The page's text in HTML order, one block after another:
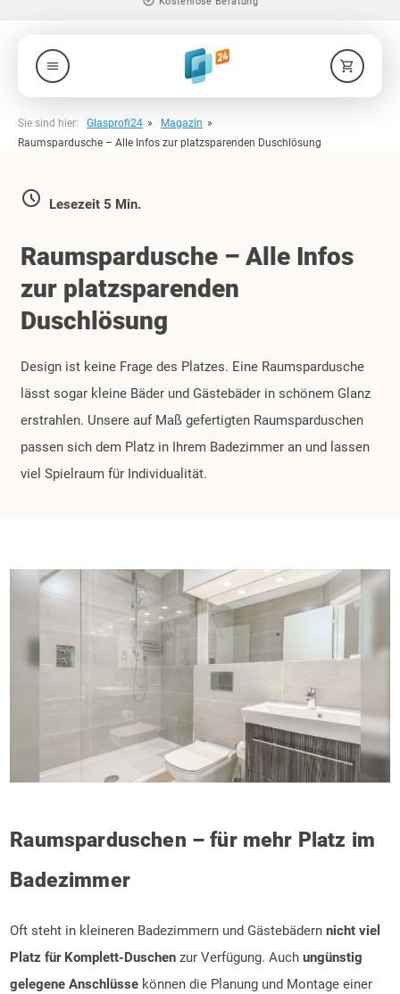
check_circle
menu shopping_cart
Sie sind hier: Glasprofi24
Magazin
Raumspardusche – Alle Infos zur platzsparenden Duschlösung
access_time Lesezeit 5 Min.
Raumspardusche – Alle Infos
zur platzsparenden
Duschlösung
Design ist keine Frage des Platzes. Eine Raumspardusche
lässt sogar kleine Bäder und Gästebäder in schönem Glanz
erstrahlen. Unsere auf Maß gefertigten Raumsparduschen
passen sich dem Platz in Ihrem Badezimmer an und lassen
viel Spielraum für Individualität.
Raumsparduschen – für mehr Platz im
Badezimmer
Oft steht in kleineren Badezimmern und Gästebädernnicht viel
Platz für Komplett-Duschen zur Verfügung. Auchungünstig
gelegene Anschlüsse können die Planung und Montage einer